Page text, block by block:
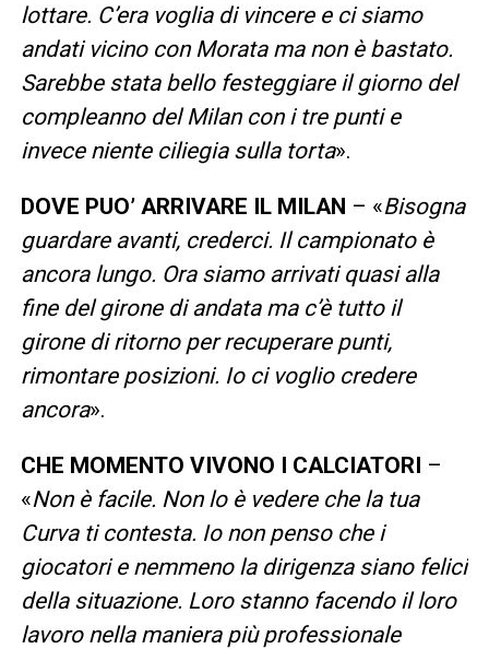
lottare. C’era voglia di vincere e ci siamo
andati vicino con Morata ma non è bastato.
Sarebbe stata bello festeggiare il giorno del
compleanno del Milan con i tre punti e
invece niente ciliegia sulla torta».
DOVE PUO’ ARRIVARE IL MILAN – «Bisogna
guardare avanti, crederci. Il campionato è
ancora lungo. Ora siamo arrivati quasi alla
fine del girone di andata ma c’è tutto il
girone di ritorno per recuperare punti,
rimontare posizioni. Io ci voglio credere
ancora».
CHE MOMENTO VIVONO I CALCIATORI –
«Non è facile. Non lo è vedere che la tua
Curva ti contesta. Io non penso che i
giocatori e nemmeno la dirigenza siano felici
della situazione. Loro stanno facendo il loro
lavoro nella maniera più professionale